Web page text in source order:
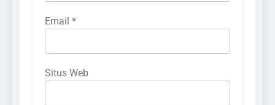
Email *
Situs Web